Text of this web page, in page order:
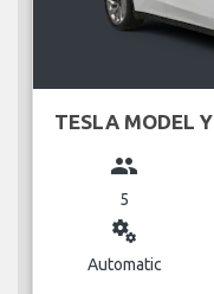
TESLA MODEL Y
group
5
miscellaneous_services
Automatic